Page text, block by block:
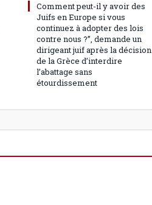
Comment peut-il y avoir des
Juifs en Europe si vous
continuez à adopter des lois
contre nous ?”, demande un
dirigeant juif après la décision
de la Grèce d’interdire
l’abattage sans
étourdissement